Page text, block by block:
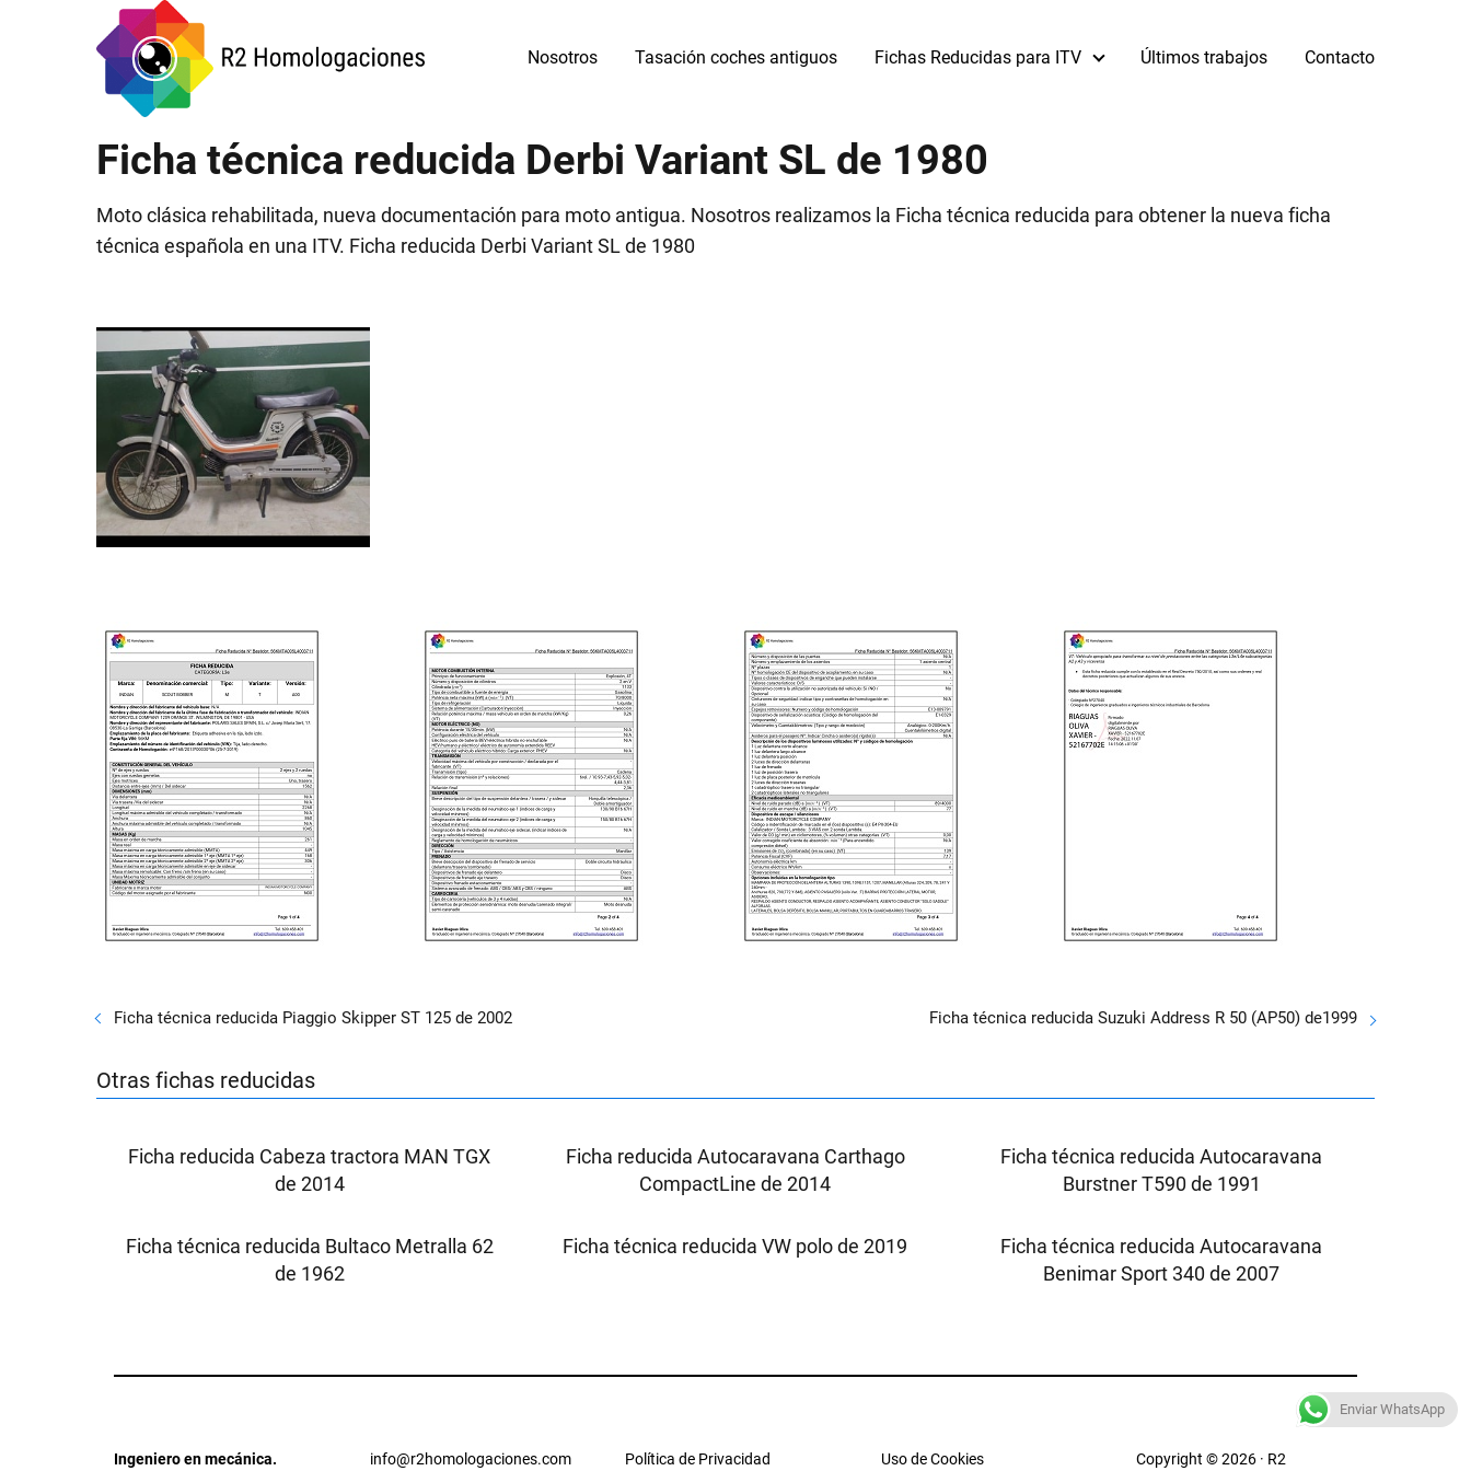
Nosotros Tasación coches antiguos Fichas Reducidas para ITV Últimos trabajos Contacto
Ficha técnica reducida Derbi Variant SL de 1980
Moto clásica rehabilitada, nueva documentación para moto antigua. Nosotros realizamos la Ficha técnica reducida para obtener la nueva ficha
técnica española en una ITV. Ficha reducida Derbi Variant SL de 1980
Ficha técnica reducida Piaggio Skipper ST 125 de 2002 Ficha técnica reducida Suzuki Address R 50 (AP50) de1999
Otras fichas reducidas
Ficha reducida Cabeza tractora MAN TGX
de 2014
Ficha reducida Autocaravana Carthago
CompactLine de 2014
Ficha técnica reducida Autocaravana
Burstner T590 de 1991
Ficha técnica reducida Bultaco Metralla 62
de 1962
Ficha técnica reducida VW polo de 2019
Ficha técnica reducida Autocaravana
Benimar Sport 340 de 2007
Ingeniero en mecánica. info@r2homologaciones.com Política de Privacidad Uso de Cookies Copyright © 2026 · R2
Enviar WhatsApp